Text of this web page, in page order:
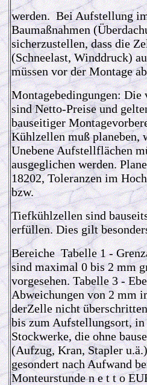
werden. Bei Aufstellung
Baumaßnahmen
sicherzustellen, dass die
(Schneelast, Winddruck)
müssen vor der Montage
Montagebedingungen: Die
sind Netto-Preise und
bauseitiger
Kühlzellen muß planeben,
Unebene Aufstellflächen
ausgeglichen werden.
18202, Toleranzen im
bzw.
Tiefkühlzellen sind
erfüllen. Dies gilt
Bereiche Tabelle 1 -
sind maximal 0 bis 2 mm
vorgesehen. Tabelle 3 -
Abweichungen von 2 mm
derZelle nicht
bis zum Aufstellungsort,
Stockwerke, die ohne
(Aufzug, Kran, Stapler
gesondert nach Aufwand
Monteurstunde n e t t o